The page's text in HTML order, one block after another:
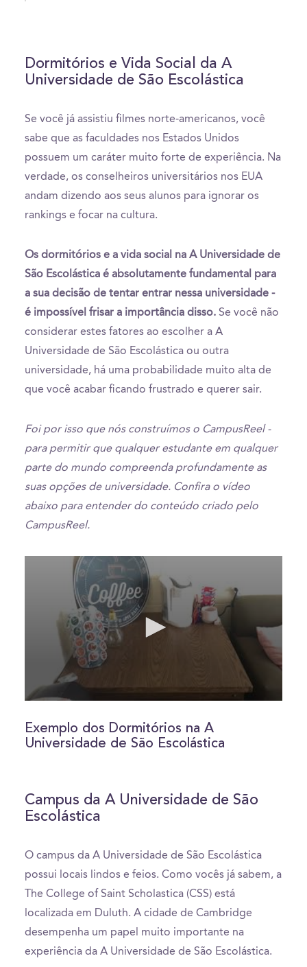
Dormitórios e Vida Social da A
Universidade de São Escolástica
Se você já assistiu filmes norte-americanos, você
sabe que as faculdades nos Estados Unidos
possuem um caráter muito forte de experiência. Na
verdade, os conselheiros universitários nos EUA
andam dizendo aos seus alunos para ignorar os
rankings e focar na cultura.
Os dormitórios e a vida social na A Universidade de
São Escolástica é absolutamente fundamental para
a sua decisão de tentar entrar nessa universidade -
é impossível frisar a importância disso. Se você não
considerar estes fatores ao escolher a A
Universidade de São Escolástica ou outra
universidade, há uma probabilidade muito alta de
que você acabar ficando frustrado e querer sair.
Foi por isso que nós construímos o CampusReel -
para permitir que qualquer estudante em qualquer
parte do mundo compreenda profundamente as
suas opções de universidade. Confira o vídeo
abaixo para entender do conteúdo criado pelo
CampusReel.
of
4
minutes,
Exemplo dos Dormitórios na A
Universidade de São Escolástica
Campus da A Universidade de São
Escolástica
O campus da A Universidade de São Escolástica
possui locais lindos e feios. Como vocês já sabem, a
The College of Saint Scholastica (CSS) está
localizada em Duluth. A cidade de Cambridge
desempenha um papel muito importante na
experiência da A Universidade de São Escolástica.